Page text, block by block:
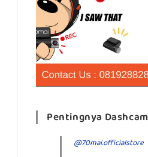
Pentingnya Dashcam
@70mai.officialstore